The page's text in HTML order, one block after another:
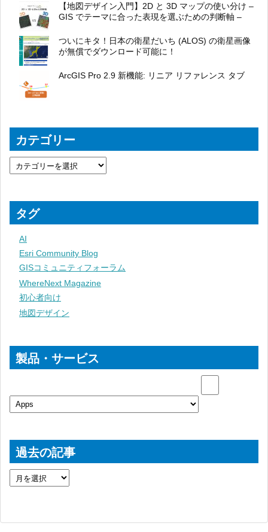
【地図デザイン入門】2D と 3D マップの使い分け –
GIS でテーマに合った表現を選ぶための判断軸 –
ついにキタ！日本の衛星だいち (ALOS) の衛星画像
が無償でダウンロード可能に！
ArcGIS Pro 2.9 新機能: リニア リファレンス タブ
カテゴリー
タグ
AI
Esri Community Blog
GISコミュニティフォーラム
WhereNext Magazine
初心者向け
地図デザイン
製品・サービス
過去の記事